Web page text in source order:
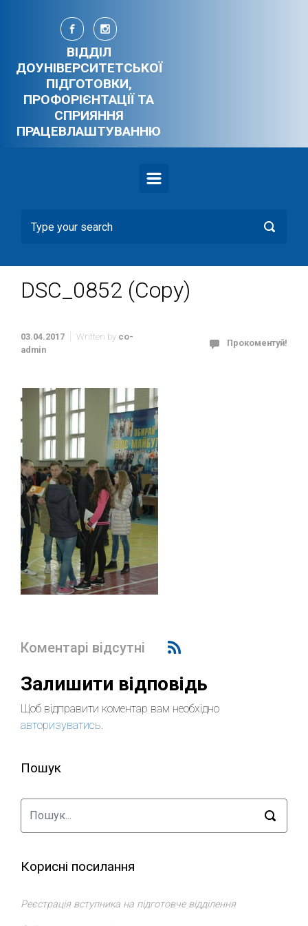
Skip to main content
ВІДДІЛ
ДОУНІВЕРСИТЕТСЬКОЇ
ПІДГОТОВКИ,
ПРОФОРІЄНТАЦІЇ ТА
СПРИЯННЯ
ПРАЦЕВЛАШТУВАННЮ
DSC_0852 (Copy)
03.04.2017 Written by co-
admin
Прокоментуй!
Коментарі відсутні
Залишити відповідь
Щоб відправити коментар вам необхідно
авторизуватись.
Пошук
Корисні посилання
Реєстрація вступника на підготовче відділення